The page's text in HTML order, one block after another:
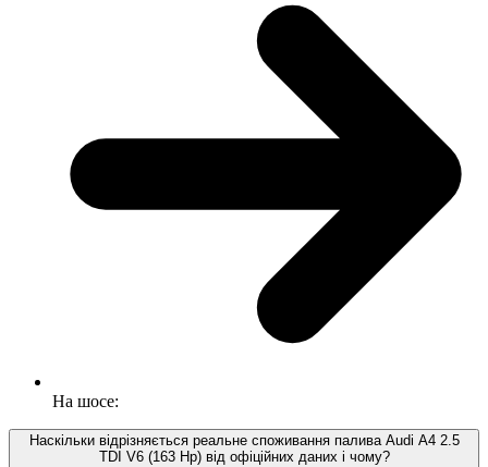
На шосе:
Наскільки відрізняється реальне споживання палива Audi A4 2.5
TDI V6 (163 Hp) від офіційних даних і чому?